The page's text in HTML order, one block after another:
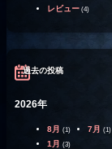
レビュー (4)
過去の投稿
2026年
8月 (1) 7月 (1)
1月 (3)